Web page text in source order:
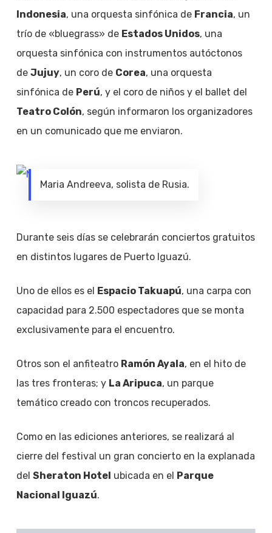
Indonesia, una orquesta sinfónica de Francia, un
trío de «bluegrass» de Estados Unidos, una
orquesta sinfónica con instrumentos autóctonos
de Jujuy, un coro de Corea, una orquesta
sinfónica de Perú, y el coro de niños y el ballet del
Teatro Colón, según informaron los organizadores
en un comunicado que me enviaron.
Maria Andreeva, solista de Rusia.
Durante seis días se celebrarán conciertos gratuitos
en distintos lugares de Puerto Iguazú.
Uno de ellos es el Espacio Takuapú, una carpa con
capacidad para 2.500 espectadores que se monta
exclusivamente para el encuentro.
Otros son el anfiteatro Ramón Ayala, en el hito de
las tres fronteras; y La Aripuca, un parque
temático creado con troncos recuperados.
Como en las ediciones anteriores, se realizará al
cierre del festival un gran concierto en la explanada
del Sheraton Hotel ubicada en el Parque
Nacional Iguazú.